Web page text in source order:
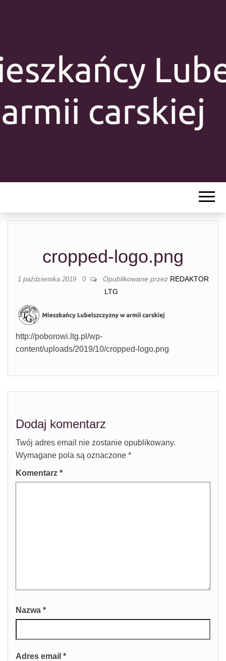
Y W ARMII
CARSKIEJ
cropped-logo.png
1 października 2019 0 Opublikowane przez REDAKTOR
LTG
http://poborowi.ltg.pl/wp-
content/uploads/2019/10/cropped-logo.png
Dodaj komentarz
Twój adres email nie zostanie opublikowany.
Wymagane pola są oznaczone *
Komentarz *
Nazwa *
Adres email *